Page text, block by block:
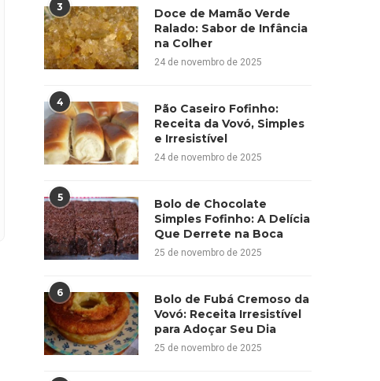
3
Doce de Mamão Verde
Ralado: Sabor de Infância
na Colher
24 de novembro de 2025
4
Pão Caseiro Fofinho:
Receita da Vovó, Simples
e Irresistível
24 de novembro de 2025
5
Bolo de Chocolate
Simples Fofinho: A Delícia
Que Derrete na Boca
25 de novembro de 2025
6
Bolo de Fubá Cremoso da
Vovó: Receita Irresistível
para Adoçar Seu Dia
25 de novembro de 2025